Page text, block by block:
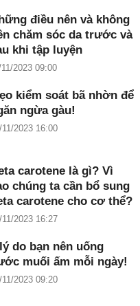
điều nên và không
chăm sóc da trước và
khi tập luyện
11/2023 09:00
kiểm soát bã nhờn để
ngừa gàu!
11/2023 16:00
carotene là gì? Vì
chúng ta cần bổ sung
carotene cho cơ thể?
11/2023 16:27
do bạn nên uống
muối ấm mỗi ngày!
11/2023 09:20